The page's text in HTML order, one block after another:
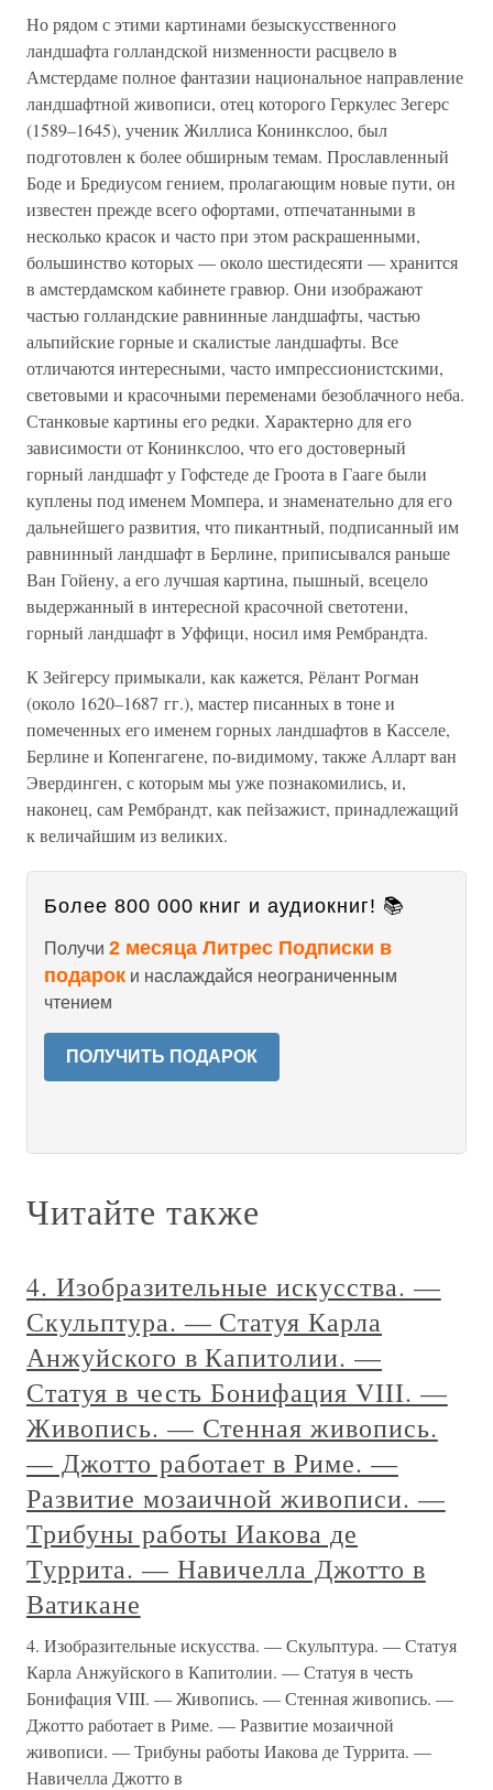
Но рядом с этими картинами безыскусственного
ландшафта голландской низменности расцвело в
Амстердаме полное фантазии национальное направление
ландшафтной живописи, отец которого Геркулес Зегерс
(1589–1645), ученик Жиллиса Конинкслоо, был
подготовлен к более обширным темам. Прославленный
Боде и Бредиусом гением, пролагающим новые пути, он
известен прежде всего офортами, отпечатанными в
несколько красок и часто при этом раскрашенными,
большинство которых — около шестидесяти — хранится
в амстердамском кабинете гравюр. Они изображают
частью голландские равнинные ландшафты, частью
альпийские горные и скалистые ландшафты. Все
отличаются интересными, часто импрессионистскими,
световыми и красочными переменами безоблачного неба.
Станковые картины его редки. Характерно для его
зависимости от Конинкслоо, что его достоверный
горный ландшафт у Гофстеде де Гроота в Гааге были
куплены под именем Момпера, и знаменательно для его
дальнейшего развития, что пикантный, подписанный им
равнинный ландшафт в Берлине, приписывался раньше
Ван Гойену, а его лучшая картина, пышный, всецело
выдержанный в интересной красочной светотени,
горный ландшафт в Уффици, носил имя Рембрандта.
К Зейгерсу примыкали, как кажется, Рёлант Рогман
(около 1620–1687 гг.), мастер писанных в тоне и
помеченных его именем горных ландшафтов в Касселе,
Берлине и Копенгагене, по-видимому, также Алларт ван
Эвердинген, с которым мы уже познакомились, и,
наконец, сам Рембрандт, как пейзажист, принадлежащий
к величайшим из великих.
Более 800 000 книг и аудиокниг! 📚
Получи 2 месяца Литрес Подписки в
подарок и наслаждайся неограниченным
чтением
ПОЛУЧИТЬ ПОДАРОК
Читайте также
4. Изобразительные искусства. —
Скульптура. — Статуя Карла
Анжуйского в Капитолии. —
Статуя в честь Бонифация VIII. —
Живопись. — Стенная живопись.
— Джотто работает в Риме. —
Развитие мозаичной живописи. —
Трибуны работы Иакова де
Туррита. — Навичелла Джотто в
Ватикане
4. Изобразительные искусства. — Скульптура. — Статуя
Карла Анжуйского в Капитолии. — Статуя в честь
Бонифация VIII. — Живопись. — Стенная живопись. —
Джотто работает в Риме. — Развитие мозаичной
живописи. — Трибуны работы Иакова де Туррита. —
Навичелла Джотто в